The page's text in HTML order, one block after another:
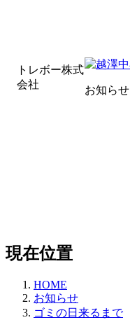
トレボー株式
会社
お知らせ
現在位置
HOME
お知らせ
ゴミの日来るまで